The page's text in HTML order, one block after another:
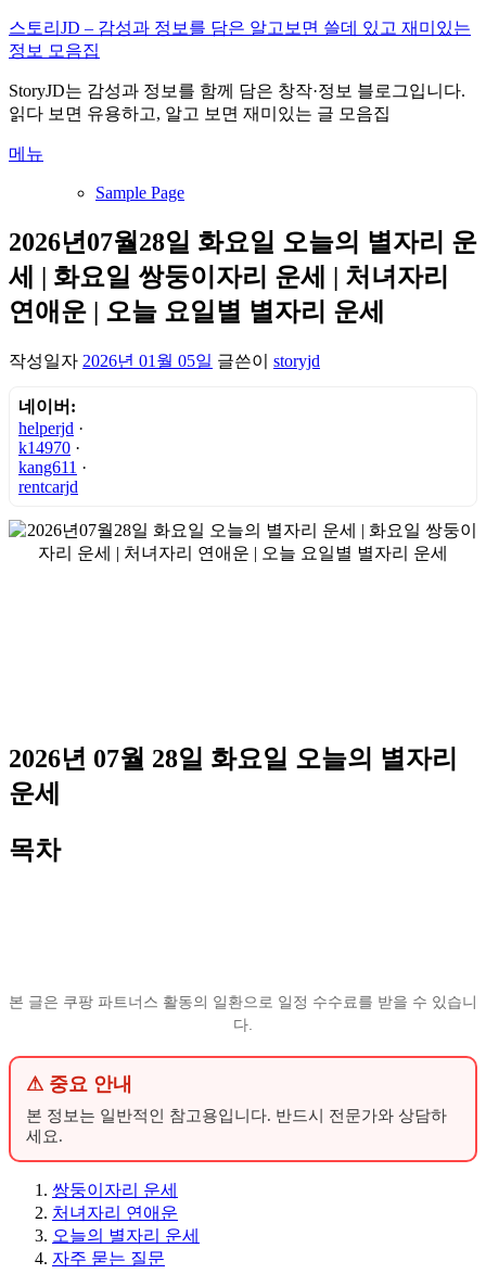
내
용
로
바
가
스토리JD – 감성과 정보를 담은 알고보면 쓸데 있고 재미있는
정보 모음집
StoryJD는 감성과 정보를 함께 담은 창작·정보 블로그입니다.
읽다 보면 유용하고, 알고 보면 재미있는 글 모음집
메뉴
Sample Page
2026년07월28일 화요일 오늘의 별자리 운
세 | 화요일 쌍둥이자리 운세 | 처녀자리
연애운 | 오늘 요일별 별자리 운세
작성일자 2026년 01월 05일 글쓴이 storyjd
네이버:
helperjd ·
k14970 ·
kang611 ·
rentcarjd
2026년 07월 28일 화요일 오늘의 별자리
운세
목차
본 글은 쿠팡 파트너스 활동의 일환으로 일정 수수료를 받을 수 있습니
다.
⚠ 중요 안내
본 정보는 일반적인 참고용입니다. 반드시 전문가와 상담하
세요.
쌍둥이자리 운세
처녀자리 연애운
오늘의 별자리 운세
자주 묻는 질문